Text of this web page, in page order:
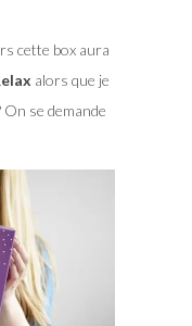
cette box aura
alors que je
On se demande